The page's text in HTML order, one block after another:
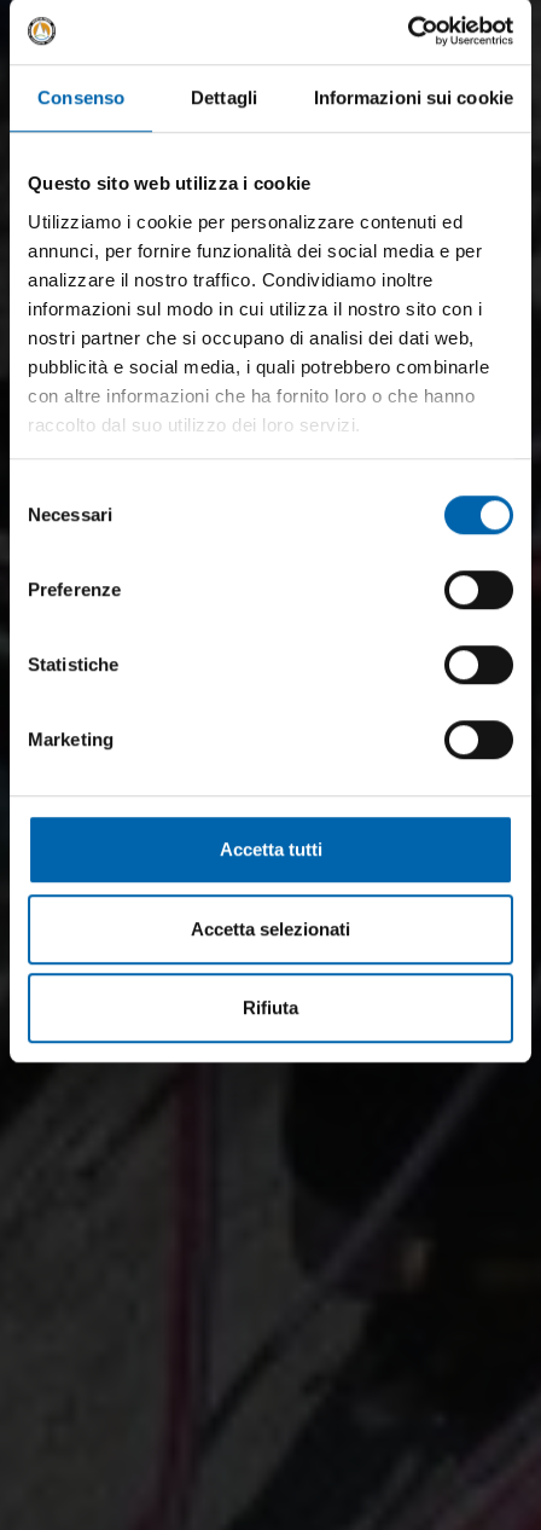
Consenso Dettagli Informazioni sui cookie
Questo sito web utilizza i cookie
Utilizziamo i cookie per personalizzare contenuti ed
annunci, per fornire funzionalità dei social media e per
analizzare il nostro traffico. Condividiamo inoltre
informazioni sul modo in cui utilizza il nostro sito con i
nostri partner che si occupano di analisi dei dati web,
pubblicità e social media, i quali potrebbero combinarle
con altre informazioni che ha fornito loro o che hanno
raccolto dal suo utilizzo dei loro servizi.
delNecessari
Preferenze
Statistiche
Marketing
Accetta tutti
Accetta selezionati
Rifiuta